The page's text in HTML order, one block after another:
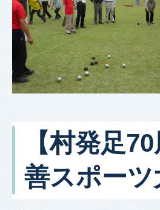
【村発足
善スポーツ